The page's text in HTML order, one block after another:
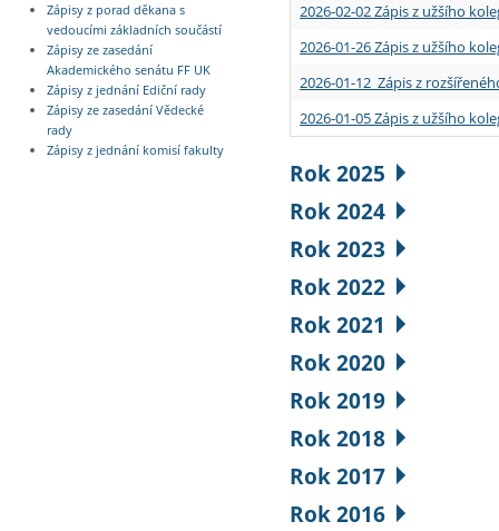
Zápisy z porad děkana s
vedoucími základních součástí
Zápisy ze zasedání
Akademického senátu FF UK
Zápisy z jednání Ediční rady
Zápisy ze zasedání Vědecké
rady
Zápisy z jednání komisí fakulty
2026-02-02 Zápis z užšího
2026-01-26 Zápis z užšího
2026-01-12 Zápis z
2026-01-05 Zápis z užšího
Rok 2025
Rok 2024
Rok 2023
Rok 2022
Rok 2021
Rok 2020
Rok 2019
Rok 2018
Rok 2017
Rok 2016